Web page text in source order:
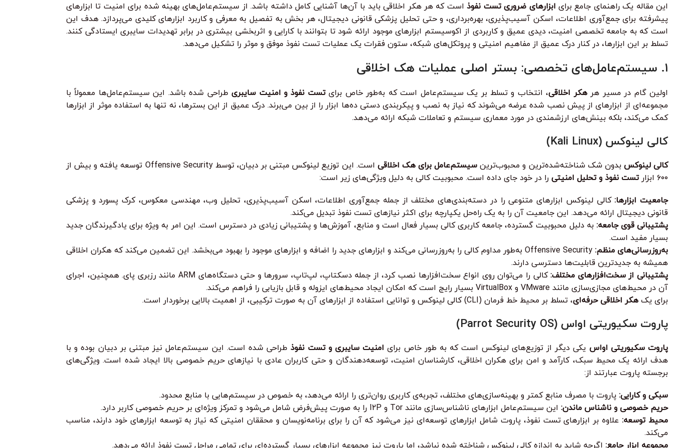
۳۰ ٪ تخفیف ویژه برای دانشجویان و دانش آموزان
این مقاله یک راهنمای جامع برای ابزارهای ضروری تست نفوذاست که هر هکر اخلاقی باید با آن‌ها آشنایی کامل داشته باشد. از سیستم‌عامل‌های بهینه شده برای امنیت تا ابزارهای
پیشرفته برای جمع‌آوری اطلاعات، اسکن آسیب‌پذیری، بهره‌برداری، و حتی تحلیل پزشکی قانونی دیجیتال، هر بخش به تفصیل به معرفی و کاربرد ابزارهای کلیدی می‌پردازد. هدف این
است که به جامعه تخصصی امنیت، دیدی عمیق و کاربردی از اکوسیستم ابزارهای موجود ارائه شود تا بتوانند با کارایی و اثربخشی بیشتری در برابر تهدیدات سایبری ایستادگی کنند.
تسلط بر این ابزارها، در کنار درک عمیق از مفاهیم امنیتی و پروتکل‌های شبکه، ستون فقرات یک عملیات تست نفوذ موفق و موثر را تشکیل می‌دهد.
۱. سیستم‌عامل‌های تخصصی: بستر اصلی عملیات هک اخلاقی
اولین گام در مسیر هرهکر اخلاقی، انتخاب و تسلط بر یک سیستم‌عامل است که به‌طور خاص برایتست نفوذ و امنیت سایبریطراحی شده باشد. این سیستم‌عامل‌ها معمولاً با
مجموعه‌ای از ابزارهای از پیش نصب شده عرضه می‌شوند که نیاز به نصب و پیکربندی دستی ده‌ها ابزار را از بین می‌برند. درک عمیق از این بسترها، نه تنها به استفاده موثر از ابزارها
کمک می‌کند، بلکه بینش‌های ارزشمندی در مورد معماری سیستم و تعاملات شبکه ارائه می‌دهد.
کالی لینوکس (Kali Linux)
کالی لینوکس بدون شک شناخته‌شده‌ترین و محبوب‌ترین سیستم‌عامل برای هک اخلاقی
است. این توزیع لینوکس مبتنی بر دبیان، توسط Offensive Security توسعه یافته و بیش از
۶۰۰ ابزار
تست نفوذ و تحلیل امنیتی را در خود جای داده است. محبوبیت کالی به دلیل ویژگی‌های زیر است:
جامعیت ابزارها:کالی لینوکس ابزارهای متنوعی را در دسته‌بندی‌های مختلف از جمله جمع‌آوری اطلاعات، اسکن آسیب‌پذیری، تحلیل وب، مهندسی معکوس، کرک پسورد و پزشکی
قانونی دیجیتال ارائه می‌دهد. این جامعیت آن را به یک راه‌حل یکپارچه برای اکثر نیازهای تست نفوذ تبدیل می‌کند.
پشتیبانی قوی جامعه: به دلیل محبوبیت گسترده، جامعه کاربری کالی بسیار فعال است و منابع، آموزش‌ها و پشتیبانی زیادی در دسترس است. این امر به ویژه برای یادگیرندگان جدید
بسیار مفید است.
به‌روزرسانی‌های منظم:
Offensive Security به‌طور مداوم کالی را به‌روزرسانی می‌کند و ابزارهای جدید را اضافه و ابزارهای موجود را بهبود می‌بخشد. این تضمین می‌کند که هکران اخلاقی
همیشه به جدیدترین قابلیت‌ها دسترسی دارند.
پشتیبانی از سخت‌افزارهای مختلف:
کالی را می‌توان روی انواع سخت‌افزارها نصب کرد، از جمله دسکتاپ، لپ‌تاپ، سرورها و حتی دستگاه‌های ARM مانند رزبری پای. همچنین، اجرای
آن در محیط‌های مجازی‌سازی مانند VMware و VirtualBox بسیار رایج است که امکان ایجاد محیط‌های ایزوله و قابل بازیابی را فراهم می‌کند.
برای یک هکر اخلاقی حرفه‌ای، تسلط بر محیط خط فرمان (CLI) کالی لینوکس و توانایی استفاده از ابزارهای آن به صورت ترکیبی، از اهمیت بالایی برخوردار است.
پاروت سکیوریتی او‌اس (Parrot Security OS)
پاروت سکیوریتی او‌اس یکی دیگر از توزیع‌های لینوکس است که به طور خاص برای امنیت سایبری و تست نفوذطراحی شده است. این سیستم‌عامل نیز مبتنی بر دبیان بوده و با
هدف ارائه یک محیط سبک، کارآمد و امن برای هکران اخلاقی، کارشناسان امنیت، توسعه‌دهندگان و حتی کاربران عادی با نیازهای حریم خصوصی بالا ایجاد شده است. ویژگی‌های
برجسته پاروت عبارتند از:
سبکی و کارایی: پاروت با مصرف منابع کمتر و بهینه‌سازی‌های مختلف، تجربه‌ی کاربری روان‌تری را ارائه می‌دهد، به خصوص در سیستم‌هایی با منابع محدود.
حریم خصوصی و ناشناس ماندن: این سیستم‌عامل ابزارهای ناشناس‌سازی مانند Tor و I2P را به صورت پیش‌فرض شامل می‌شود و تمرکز ویژه‌ای بر حریم خصوصی کاربر دارد.
محیط توسعه:علاوه بر ابزارهای تست نفوذ، پاروت شامل ابزارهای توسعه‌ای نیز می‌شود که آن را برای برنامه‌نویسان و محققان امنیتی که نیاز به توسعه ابزارهای خود دارند، مناسب
می‌کند.
مجموعه ابزار جامع: اگرچه شاید به اندازه کالی لینوکس شناخته شده نباشد، اما پاروت نیز مجموعه ابزارهای بسیار گسترده‌ای برای تمامی مراحل تست نفوذ ارائه می‌دهد.